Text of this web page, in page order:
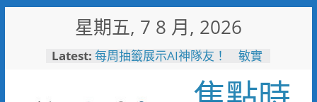
星期五, 7 8 月, 2026
Latest: 每周抽籤展示AI神隊友！ 敏實
短影音行銷是什麼？2026 平台